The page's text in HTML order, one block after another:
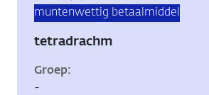
tetradrachm
Tags:
muntenwettig betaalmiddel
Groep
-